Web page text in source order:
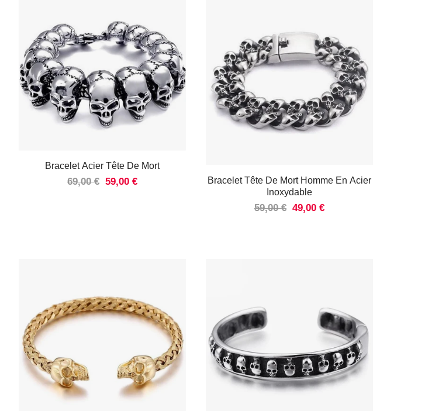
Bracelet Acier Tête De Mort
69,00 € 59,00 €
Bracelet Tête De Mort Homme En Acier
Inoxydable
59,00 € 49,00 €